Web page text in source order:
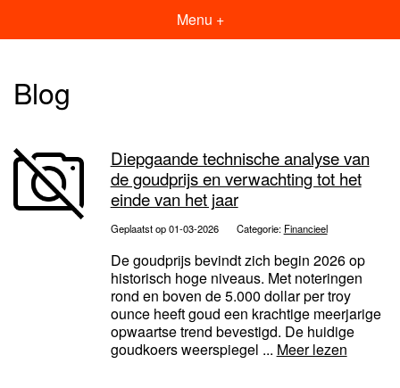
Menu +
Blog
Diepgaande technische analyse van
de goudprijs en verwachting tot het
einde van het jaar
Geplaatst op 01-03-2026 Categorie: Financieel
De goudprijs bevindt zich begin 2026 op
historisch hoge niveaus. Met noteringen
rond en boven de 5.000 dollar per troy
ounce heeft goud een krachtige meerjarige
opwaartse trend bevestigd. De huidige
goudkoers weerspiegel ... Meer lezen